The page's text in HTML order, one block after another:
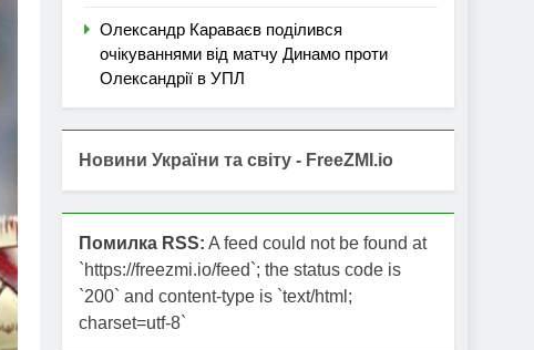
Олександр Караваєв поділився
очікуваннями від матчу Динамо проти
Олександрії в УПЛ
Новини України та світу - FreeZMI.io
Помилка RSS: A feed could not be found at
`https://freezmi.io/feed`; the status code is
`200` and content-type is `text/html;
charset=utf-8`